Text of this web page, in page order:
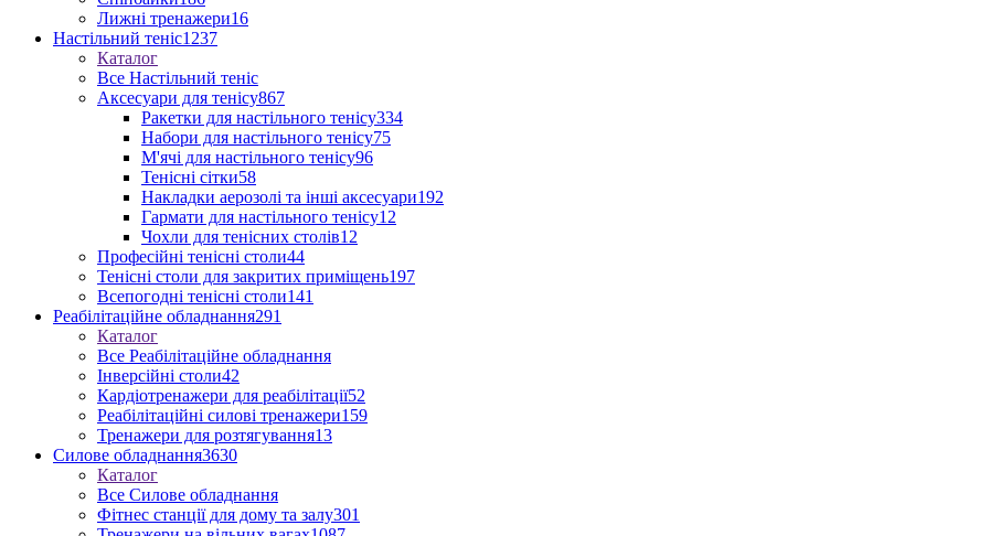
Лижні тренажери16
Настільний теніс1237
Каталог
Все Настільний теніс
Аксесуари для тенісу867
Ракетки для настільного тенісу334
Набори для настільного тенісу75
М'ячі для настільного тенісу96
Тенісні сітки58
Накладки аерозолі та інші аксесуари192
Гармати для настільного тенісу12
Чохли для тенісних столів12
Професійні тенісні столи44
Тенісні столи для закритих приміщень197
Всепогодні тенісні столи141
Реабілітаційне обладнання291
Каталог
Все Реабілітаційне обладнання
Інверсійні столи42
Кардіотренажери для реабілітації52
Реабілітаційні силові тренажери159
Тренажери для розтягування13
Силове обладнання3630
Каталог
Все Силове обладнання
Фітнес станції для дому та залу301